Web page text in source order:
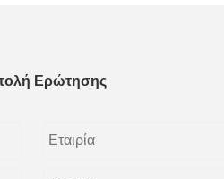
Ερώτησης